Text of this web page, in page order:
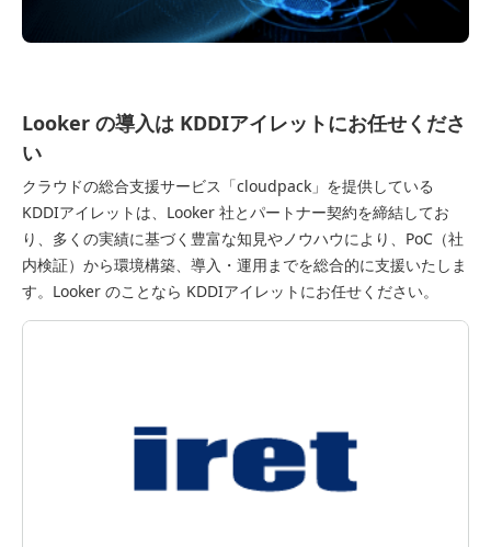
Looker の導入は KDDIアイレットにお任せくださ
い
クラウドの総合支援サービス「cloudpack」を提供している
KDDIアイレットは、Looker 社とパートナー契約を締結してお
り、多くの実績に基づく豊富な知見やノウハウにより、PoC（社
内検証）から環境構築、導入・運用までを総合的に支援いたしま
す。Looker のことなら KDDIアイレットにお任せください。